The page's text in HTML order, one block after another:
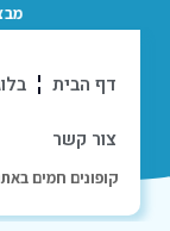
דף הבית
צור קשר
קופונים חמים